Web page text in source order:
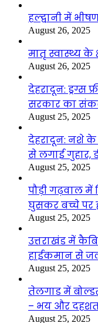
हल्द्वानी में
August 26, 2025
मातृ स्वास्थ्य के
August 26, 2025
देहरादून: ड्रग्स
सरकार का
August 25, 2025
देहरादून: नशे के
से लगाई गुहार,
August 25, 2025
पौड़ी गढ़वाल
घुसकर बच्चे पर
August 25, 2025
उत्तराखंड में
हाईकमान से
August 25, 2025
तेलगाड में
– भय और
August 25, 2025